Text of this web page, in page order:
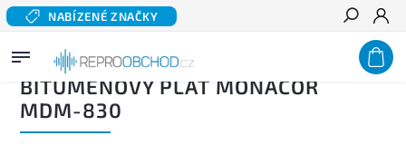
NABÍZENÉ ZNAČKY
Hledat
Domů/ Příslušenství/Akustické tlumení/ Bitumenový plát MONACOR MDM-830
BITUMENOVÝ PLÁT MONACOR
MDM-830